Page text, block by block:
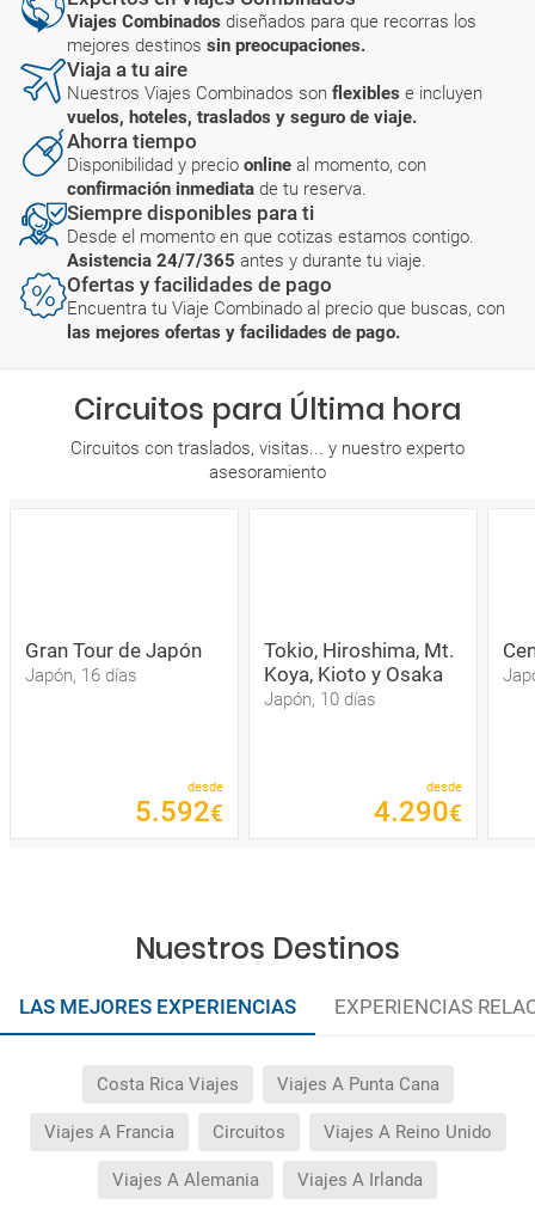
Viajes Combinados diseñados para que recorras los
mejores destinos sin preocupaciones.
Viaja a tu aire
Nuestros Viajes Combinados son flexibles e incluyen
vuelos, hoteles, traslados y seguro de viaje.
Ahorra tiempo
Disponibilidad y precio online al momento, con
confirmación inmediata de tu reserva.
Siempre disponibles para ti
Desde el momento en que cotizas estamos contigo.
Asistencia 24/7/365 antes y durante tu viaje.
Ofertas y facilidades de pago
Encuentra tu Viaje Combinado al precio que buscas, con
las mejores ofertas y facilidades de pago.
Circuitos para Última hora
Circuitos con traslados, visitas... y nuestro experto
asesoramiento
Gran Tour de Japón
Japón, 16 días
desde
5.592€
Tokio, Hiroshima, Mt.
Koya, Kioto y Osaka
Japón, 10 días
desde
4.290€
Nuestros Destinos
LAS MEJORES EXPERIENCIAS EXPERIENCIAS
Costa Rica Viajes Viajes A Punta Cana
Viajes A Francia Circuitos Viajes A Reino Unido
Viajes A Alemania Viajes A Irlanda